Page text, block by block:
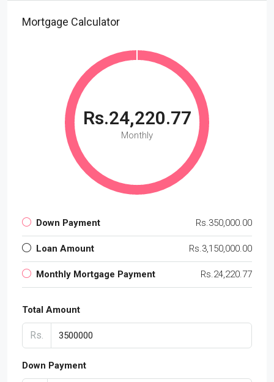
Mortgage Calculator
Rs.24,220.77
Monthly
Down Payment Rs.350,000.00
Loan Amount Rs.3,150,000.00
Monthly Mortgage Payment Rs.24,220.77
Total Amount
Rs.
Down Payment